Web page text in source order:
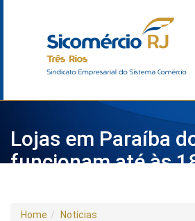
Lojas em Paraíba
funcionam até às
Home
Notícias